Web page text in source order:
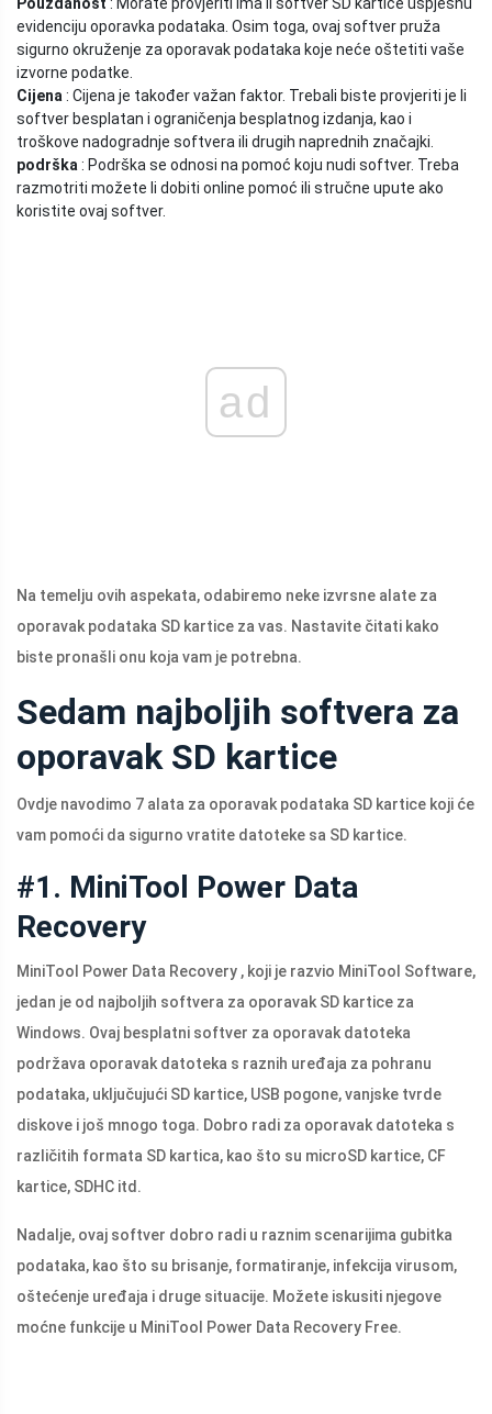
evidenciju oporavka podataka. Osim toga, ovaj softver pruža
sigurno okruženje za oporavak podataka koje neće oštetiti vaše
izvorne podatke.
Cijena : Cijena je također važan faktor. Trebali biste provjeriti je li
softver besplatan i ograničenja besplatnog izdanja, kao i
troškove nadogradnje softvera ili drugih naprednih značajki.
podrška : Podrška se odnosi na pomoć koju nudi softver. Treba
razmotriti možete li dobiti online pomoć ili stručne upute ako
koristite ovaj softver.
ad
Na temelju ovih aspekata, odabiremo neke izvrsne alate za
oporavak podataka SD kartice za vas. Nastavite čitati kako
biste pronašli onu koja vam je potrebna.
Sedam najboljih softvera za
oporavak SD kartice
Ovdje navodimo 7 alata za oporavak podataka SD kartice koji će
vam pomoći da sigurno vratite datoteke sa SD kartice.
#1. MiniTool Power Data
Recovery
MiniTool Power Data Recovery , koji je razvio MiniTool Software,
jedan je od najboljih softvera za oporavak SD kartice za
Windows. Ovaj besplatni softver za oporavak datoteka
podržava oporavak datoteka s raznih uređaja za pohranu
podataka, uključujući SD kartice, USB pogone, vanjske tvrde
diskove i još mnogo toga. Dobro radi za oporavak datoteka s
različitih formata SD kartica, kao što su microSD kartice, CF
kartice, SDHC itd.
Nadalje, ovaj softver dobro radi u raznim scenarijima gubitka
podataka, kao što su brisanje, formatiranje, infekcija virusom,
oštećenje uređaja i druge situacije. Možete iskusiti njegove
moćne funkcije u MiniTool Power Data Recovery Free.